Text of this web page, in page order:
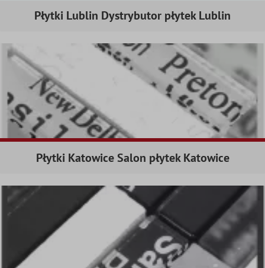
Płytki Lublin Dystrybutor płytek Lublin
Płytki Katowice Salon płytek Katowice